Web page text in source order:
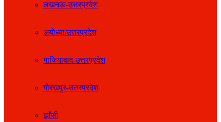
लखनऊ-उत्तरप्रदेश
अयोध्या/उत्तरप्रदेश
गाजियाबाद-उत्तरप्रदेश
गोरखपुर-उत्तरप्रदेश
झाँसी